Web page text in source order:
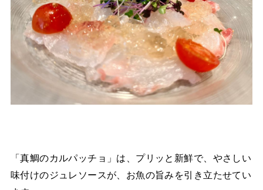
「真鯛のカルパッチョ」は、プリッと新鮮で、やさしい
味付けのジュレソースが、お魚の旨みを引き立たせてい